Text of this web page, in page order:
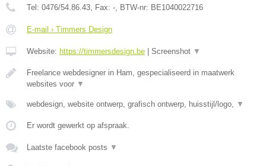
Tel: 0476/54.86.43, Fax: -, BTW-nr: BE1040022716
E-mail › Timmers Design
Website: https://timmersdesign.be Screenshot ▼
Freelance webdesigner in Ham, gespecialiseerd in maatwerk
websites voor ▼
webdesign, website ontwerp, grafisch ontwerp, huisstijl/logo, ▼
Er wordt gewerkt op afspraak.
Laatste facebook posts ▼